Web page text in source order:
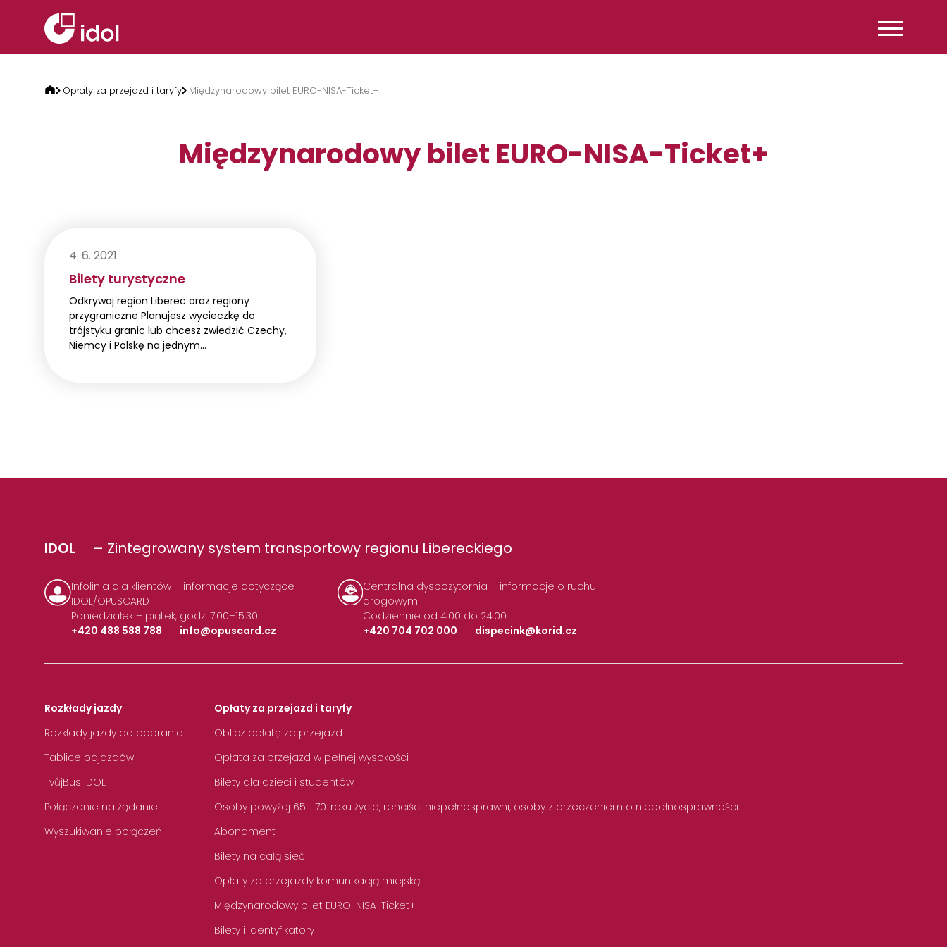
Opłaty za przejazd i taryfy Międzynarodowy bilet EURO-NISA-Ticket+
Międzynarodowy bilet EURO-NISA-Ticket+
4. 6. 2021
Bilety turystyczne
Odkrywaj region Liberec oraz regiony
przygraniczne Planujesz wycieczkę do
trójstyku granic lub chcesz zwiedzić Czechy,
Niemcy i Polskę na jednym…
IDOL – Zintegrowany system transportowy regionu Libereckiego
Infolinia dla klientów – informacje dotyczące
IDOL/OPUSCARD
Poniedziałek – piątek, godz. 7:00–15:30
+420 488 588 788
info@opuscard.cz
Centralna dyspozytornia – informacje o ruchu
drogowym
Codziennie od 4:00 do 24:00
+420 704 702 000
dispecink@korid.cz
Rozkłady jazdy
Rozkłady jazdy do pobrania
Tablice odjazdów
TvůjBus IDOL
Połączenie na żądanie
Wyszukiwanie połączeń
Opłaty za przejazd i taryfy
Oblicz opłatę za przejazd
Opłata za przejazd w pełnej wysokości
Bilety dla dzieci i studentów
Osoby powyżej 65. i 70. roku życia, renciści niepełnosprawni, osoby z orzeczeniem o niepełnosprawności
Abonament
Bilety na całą sieć
Opłaty za przejazdy komunikacją miejską
Międzynarodowy bilet EURO-NISA-Ticket+
Bilety i identyfikatory